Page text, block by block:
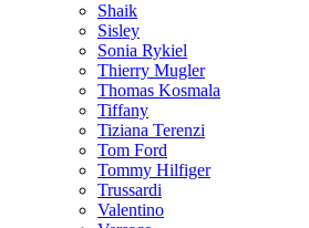
Shaik
Sisley
Sonia Rykiel
Thierry Mugler
Thomas Kosmala
Tiffany
Tiziana Terenzi
Tom Ford
Tommy Hilfiger
Trussardi
Valentino